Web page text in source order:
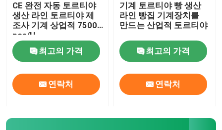
중국 햄버거 생산 라인
중국 고기 파이 생산 라인
CE 완전 자동 토르티야
생산 라인 토르티야 제
조사 기계 상업적 7500
pcs/H
최고의 가격
연락처
기계 토르티야 빵 생산
라인 빵집 기계장치를
만드는 산업적 토르티야
최고의 가격
연락처